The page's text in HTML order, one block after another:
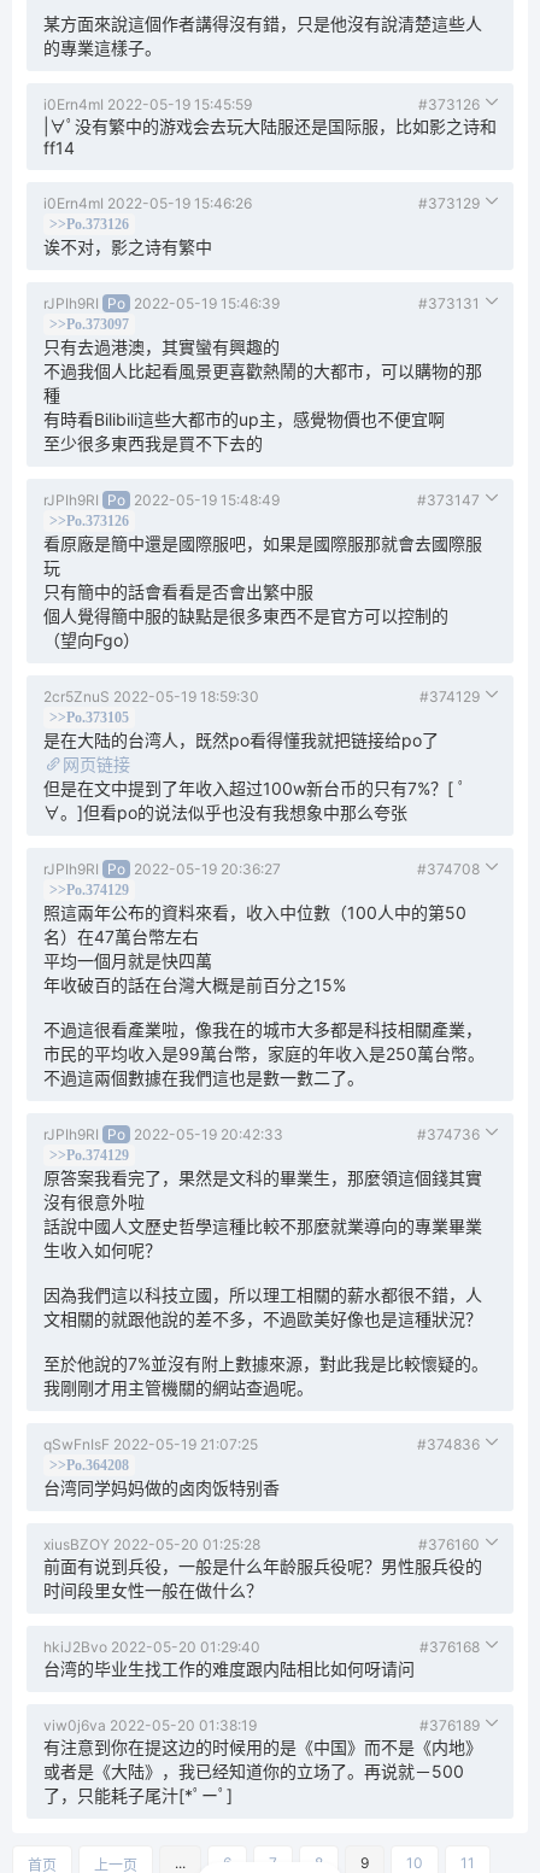
某方面來說這個作者講得沒有錯，只是他沒有說清楚這些人
的專業這樣子。
i0Ern4mI 2022-05-19 15:45:59 #373126
|∀ﾟ没有繁中的游戏会去玩大陆服还是国际服，比如影之诗和
ff14
i0Ern4mI 2022-05-19 15:46:26 #373129
>>Po.373126
诶不对，影之诗有繁中
rJPIh9RI Po 2022-05-19 15:46:39 #373131
>>Po.373097
只有去過港澳，其實蠻有興趣的
不過我個人比起看風景更喜歡熱鬧的大都市，可以購物的那
種
有時看Bilibili這些大都市的up主，感覺物價也不便宜啊
至少很多東西我是買不下去的
rJPIh9RI Po 2022-05-19 15:48:49 #373147
>>Po.373126
看原廠是簡中還是國際服吧，如果是國際服那就會去國際服
玩
只有簡中的話會看看是否會出繁中服
個人覺得簡中服的缺點是很多東西不是官方可以控制的
（望向Fgo）
2cr5ZnuS 2022-05-19 18:59:30 #374129
>>Po.373105
是在大陆的台湾人，既然po看得懂我就把链接给po了
网页链接
但是在文中提到了年收入超过100w新台币的只有7%？[ ﾟ
∀。]但看po的说法似乎也没有我想象中那么夸张
rJPIh9RI Po 2022-05-19 20:36:27 #374708
>>Po.374129
照這兩年公布的資料來看，收入中位數（100人中的第50
名）在47萬台幣左右
平均一個月就是快四萬
年收破百的話在台灣大概是前百分之15%
不過這很看產業啦，像我在的城市大多都是科技相關產業，
市民的平均收入是99萬台幣，家庭的年收入是250萬台幣。
不過這兩個數據在我們這也是數一數二了。
rJPIh9RI Po 2022-05-19 20:42:33 #374736
>>Po.374129
原答案我看完了，果然是文科的畢業生，那麼領這個錢其實
沒有很意外啦
話說中國人文歷史哲學這種比較不那麼就業導向的專業畢業
生收入如何呢？
因為我們這以科技立國，所以理工相關的薪水都很不錯，人
文相關的就跟他說的差不多，不過歐美好像也是這種狀況？
至於他說的7%並沒有附上數據來源，對此我是比較懷疑的。
我剛剛才用主管機關的網站查過呢。
qSwFnIsF 2022-05-19 21:07:25 #374836
>>Po.364208
台湾同学妈妈做的卤肉饭特别香
xiusBZOY 2022-05-20 01:25:28 #376160
前面有说到兵役，一般是什么年龄服兵役呢？男性服兵役的
时间段里女性一般在做什么？
hkiJ2Bvo 2022-05-20 01:29:40 #376168
台湾的毕业生找工作的难度跟内陆相比如何呀请问
viw0j6va 2022-05-20 01:38:19 #376189
有注意到你在提这边的时候用的是《中国》而不是《内地》
或者是《大陆》，我已经知道你的立场了。再说就－500
了，只能耗子尾汁[*ﾟーﾟ]
首页 上一页 ... 6 7 8 9 10 11